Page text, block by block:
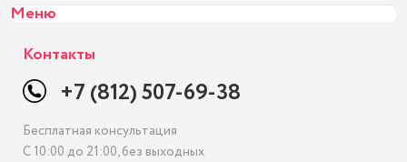
Меню
Контакты
+7 (812) 507-69-38
Бесплатная консультация
С 10:00 до 21:00, без выходных